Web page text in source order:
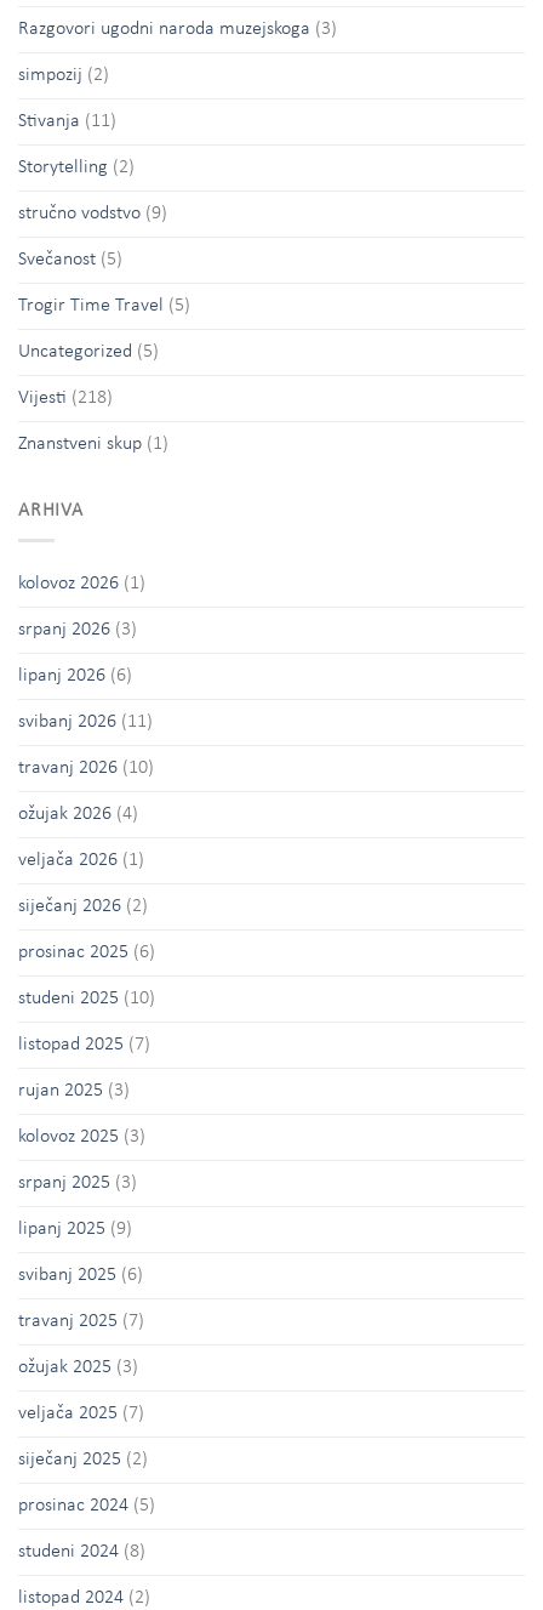
Razgovori ugodni naroda muzejskoga (3)
simpozij (2)
Stivanja (11)
Storytelling (2)
stručno vodstvo (9)
Svečanost (5)
Trogir Time Travel (5)
Uncategorized (5)
Vijesti (218)
Znanstveni skup (1)
ARHIVA
kolovoz 2026 (1)
srpanj 2026 (3)
lipanj 2026 (6)
svibanj 2026 (11)
travanj 2026 (10)
ožujak 2026 (4)
veljača 2026 (1)
siječanj 2026 (2)
prosinac 2025 (6)
studeni 2025 (10)
listopad 2025 (7)
rujan 2025 (3)
kolovoz 2025 (3)
srpanj 2025 (3)
lipanj 2025 (9)
svibanj 2025 (6)
travanj 2025 (7)
ožujak 2025 (3)
veljača 2025 (7)
siječanj 2025 (2)
prosinac 2024 (5)
studeni 2024 (8)
listopad 2024 (2)